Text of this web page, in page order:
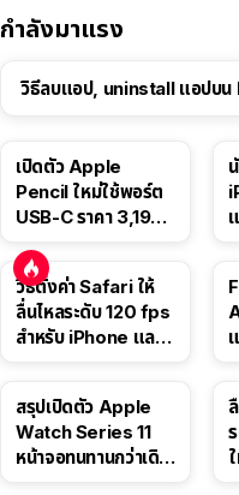
กำลังมาแรง
วิธีลบแอป, uninstall แอปบน
เปิดตัว Apple
Pencil ใหม่ใช้พอร์ต
USB-C ราคา 3,190
นี้
วิธีตั้งค่า Safari ให้
ลื่นไหลระดับ 120 fps
สำหรับ iPhone และ
สรุปเปิดตัว Apple
Watch Series 11
หน้าจอทนทานกว่าเดิม